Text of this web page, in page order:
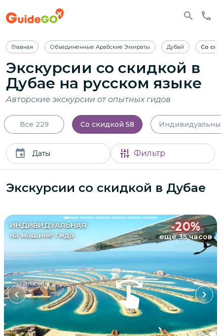
Главная Объединенные Арабские Эмираты Дубай Со
Экскурсии со скидкой в
Дубае на русском языке
Авторские экскурсии от опытных гидов
Все 229 Со скидкой 58
Даты Фильтр
Экскурсии со скидкой в Дубае
ИНДИВИДУАЛЬНАЯ
на машине гида
-20%
еще 35 часов